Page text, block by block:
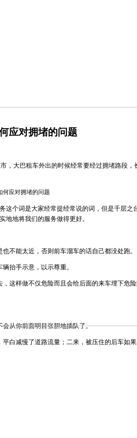
应对拥堵的问题
，大巴租车外出的时候经常要经过拥堵路段
个词是大家经常提经常说的词，但是千层之
地地将我们的服务做得更好。
能太近，否则前车溜车的话自己都没处跑。
抬手示意，以示尊重。
样做不仅危险而且会给后面的来车埋下危险
从你前面明目张胆地插队了。
减慢了道路流量；二来，被压住的后车如